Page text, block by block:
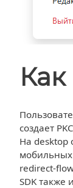
Как
создает
На desktop
мобильных
redirect-
SDK также